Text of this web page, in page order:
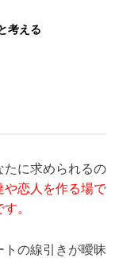
考える
たに求められるの
や恋人を作る場で
。
トの線引きが曖昧